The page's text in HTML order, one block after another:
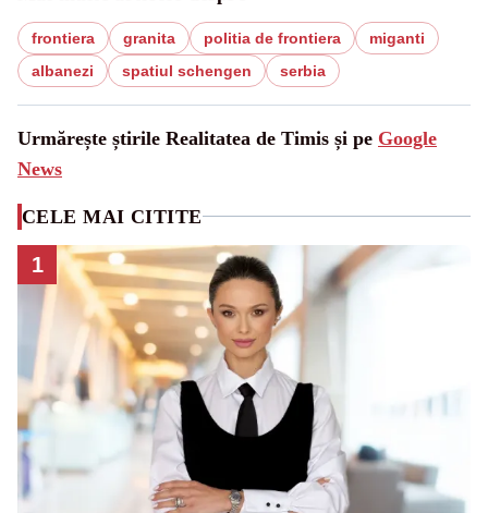
frontiera granita politia de frontiera
miganti
albanezi
spatiul schengen serbia
Urmărește știrile Realitatea de Timis și pe Google
News
CELE MAI CITITE
1